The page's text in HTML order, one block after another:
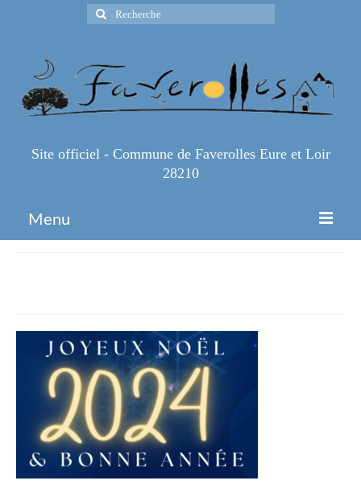
Rechercher
:
Site officiel - Commune de Faverolles Eure et Loir
28210
Menu
Infos Pratiques
Infos règlementaires
Contact et horaires
Mon village
Mes démarches